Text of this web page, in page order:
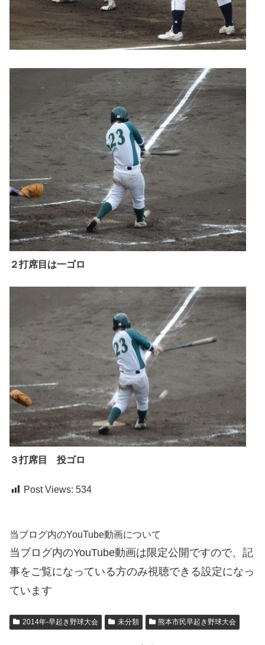
２打席目は一ゴロ
３打席目 投ゴロ
Post Views: 534
当ブログ内のYouTube動画について
当ブログ内のYouTube動画は限定公開ですので、記
事をご覧になっている方のみ視聴できる設定になっ
ています
2014年-早起き野球大会 未分類 熊本市民早起き野球大会